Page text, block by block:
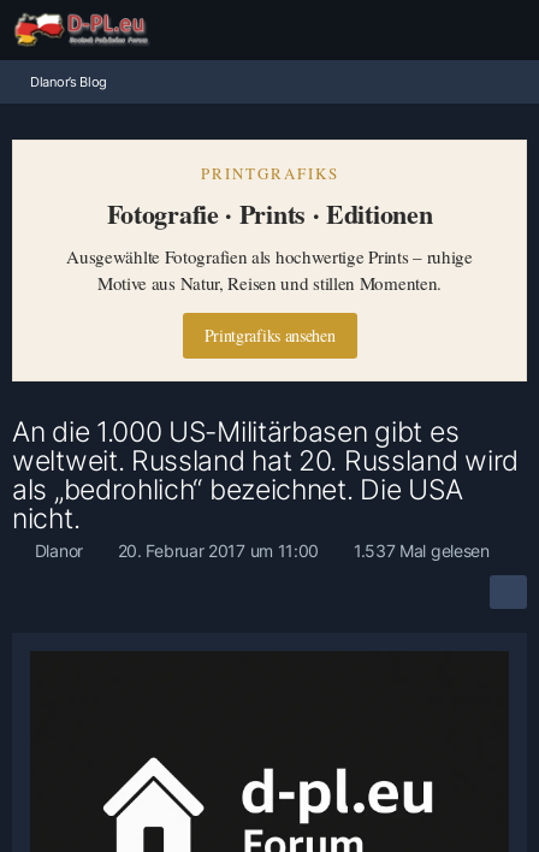
Dlanor’s Blog
PRINTGRAFIKS
Fotografie · Prints · Editionen
Ausgewählte Fotografien als hochwertige Prints – ruhige
Motive aus Natur, Reisen und stillen Momenten.
Printgrafiks ansehen
An die 1.000 US-Militärbasen gibt es
weltweit. Russland hat 20. Russland wird
als „bedrohlich“ bezeichnet. Die USA
nicht.
Dlanor 20. Februar 2017 um 11:00 1.537 Mal gelesen